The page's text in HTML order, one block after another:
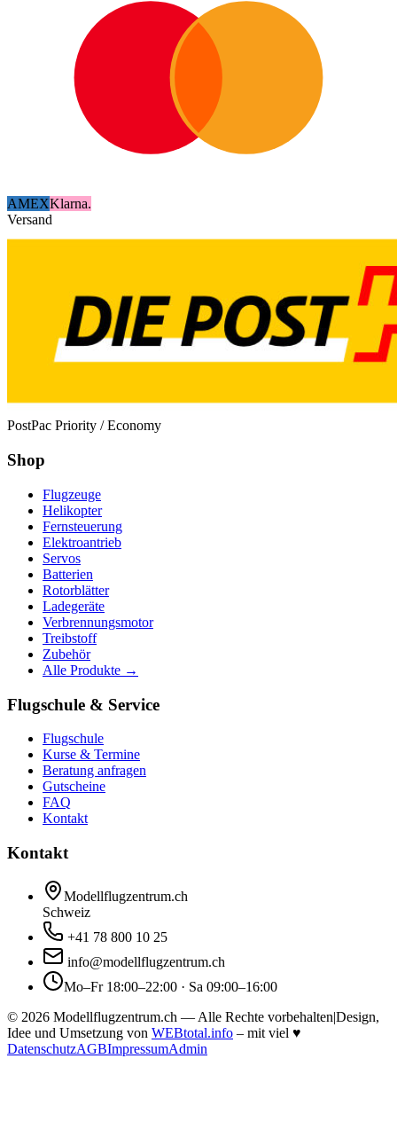
AMEXKlarna.
Versand
PostPac Priority / Economy
Shop
Flugzeuge
Helikopter
Fernsteuerung
Elektroantrieb
Servos
Batterien
Rotorblätter
Ladegeräte
Verbrennungsmotor
Treibstoff
Zubehör
Alle Produkte →
Flugschule & Service
Flugschule
Kurse & Termine
Beratung anfragen
Gutscheine
FAQ
Kontakt
Kontakt
Modellflugzentrum.ch
Schweiz
+41 78 800 10 25
info@modellflugzentrum.ch
Mo–Fr 18:00–22:00 · Sa 09:00–16:00
© 2026 Modellflugzentrum.ch — Alle Rechte vorbehalten|Design,
Idee und Umsetzung von WEBtotal.info – mit viel ♥
DatenschutzAGBImpressumAdmin